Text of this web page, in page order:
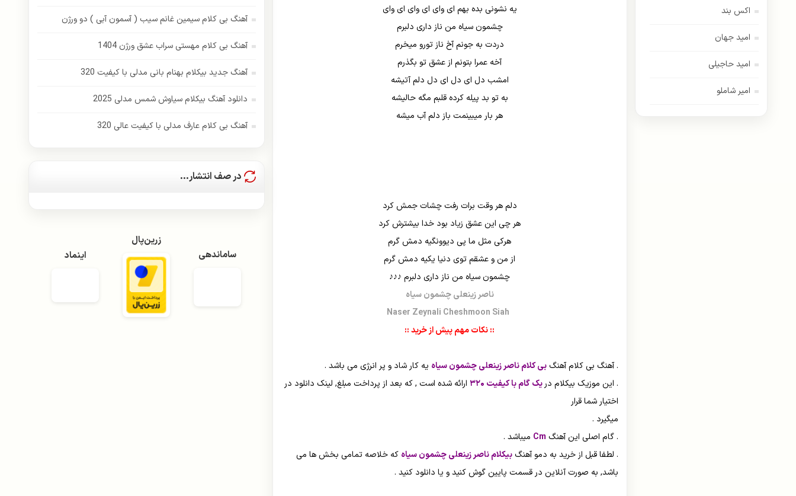
یه نشونی بده بهم ای وای ای وای ای وای
چشمون سیاه من ناز داری دلبرم
دردت به جونم آخ ناز تورو میخرم
آخه عمرا بتونم از عشق تو بگذرم
امشب دل ای دل ای دل دلم آتیشه
به تو بد پیله کرده قلبم مگه حالیشه
هر بار میبینمت باز دلم آب میشه
دلم هر وقت برات رفت چشات جمش کرد
هر چی این عشق زیاد بود خدا بیشترش کرد
هرکی مثل ما پی دیوونگیه دمش گرم
از من و عشقم توی دنیا یکیه دمش گرم
چشمون سیاه من ناز داری دلبرم ♪♪♪
ناصر زینعلی چشمون سیاه
:: نکات مهم پیش از خرید ::
. آهنگ بی کلام آهنگ بی کلام ناصر زینعلی چشمون سیاه یه کار شاد و پر انرژی می باشد .
. این موزیک بیکلام دریک گام با کیفیت ۳۲۰
ارائه شده است , که بعد از پرداخت مبلغ, لینک دانلود در
اختیار شما قرار
میگیرد .
. گام اصلی این آهنگ Cm میباشد .
. لطفا قبل از خرید به دمو آهنگ بیکلام ناصر زینعلی چشمون سیاه که خلاصه تمامی بخش ها می
باشد, به صورت آنلاین در قسمت پایین گوش کنید و یا دانلود کنید .
اکس بند
امید جهان
امید حاجیلی
امیر شاملو
آهنگ بی کلام سیمین غانم سیب ( آسمون آبی ) دو ورژن
آهنگ بی کلام مهستی سراب عشق ورژن 1404
آهنگ جدید بیکلام بهنام بانی مدلی با کیفیت 320
دانلود آهنگ بیکلام سیاوش شمس مدلی 2025
آهنگ بی کلام عارف مدلی با کیفیت عالی 320
در صف انتشار...
ساماندهی
زرین‌پال
اینماد